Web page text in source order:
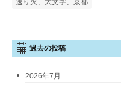
過去の投稿
2026年7月